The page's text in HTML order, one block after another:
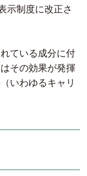
示制度に改正さ
ている成分に付
その効果が発揮
いわゆるキャリ